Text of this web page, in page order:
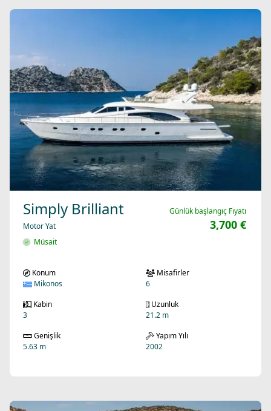
Simply Brilliant
Motor Yat
Müsait
Günlük başlangıç Fiyatı
3,700 €
Konum
Mikonos
Misafirler
6
Kabin
3
Uzunluk
21.2 m
Genişlik
5.63 m
Yapım Yılı
2002